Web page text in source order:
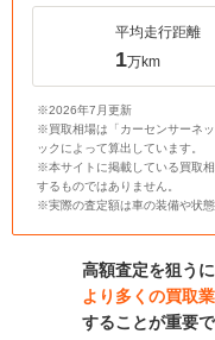
平均走行距離
1万km
※2026年7月更新
※買取相場は「カーセンサーネ
ックによって算出しています。
※本サイトに掲載している買取
するものではありません。
※実際の査定額は車の装備や状態
高額査定を狙うに
より多くの買取
することが重要で